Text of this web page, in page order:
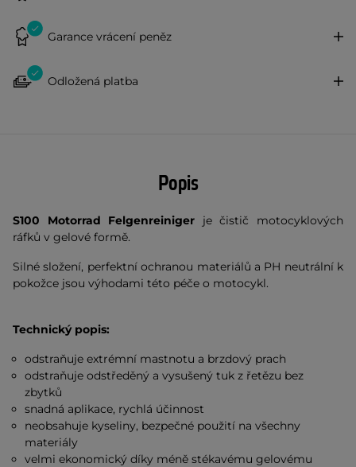
Garance vrácení peněz
Odložená platba
Popis
S100 Motorrad Felgenreiniger je čistič motocyklových
ráfků v gelové formě.
Silné složení, perfektní ochranou materiálů a PH neutrální k
pokožce jsou výhodami této péče o motocykl.
Technický popis:
odstraňuje extrémní mastnotu a brzdový prach
odstraňuje odstředěný a vysušený tuk z řetězu bez
zbytků
snadná aplikace, rychlá účinnost
neobsahuje kyseliny, bezpečné použití na všechny
materiály
velmi ekonomický díky méně stékavému gelovému